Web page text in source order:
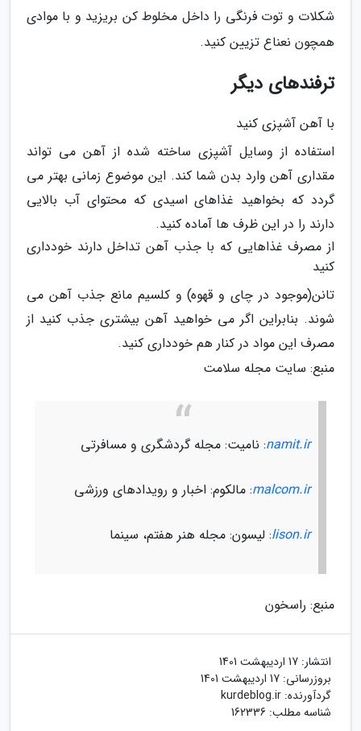
شکلات و توت فرنگی را داخل مخلوط کن بریزید و با موادی
همچون نعناع تزیین کنید.
ترفندهای دیگر
با آهن آشپزی کنید
استفاده از وسایل آشپزی ساخته شده از آهن می تواند
مقداری آهن وارد بدن شما کند. این موضوع زمانی بهتر می
گردد که بخواهید غذاهای اسیدی که محتوای آب بالایی
دارند را در این ظرف ها آماده کنید.
از مصرف غذاهایی که با جذب آهن تداخل دارند خودداری
کنید
تانن(موجود در چای و قهوه) و کلسیم مانع جذب آهن می
شوند. بنابراین اگر می خواهید آهن بیشتری جذب کنید از
مصرف این مواد در کنار هم خودداری کنید.
منبع: سایت مجله سلامت
namit.ir: نامیت: مجله گردشگری و مسافرتی
malcom.ir: مالکوم: اخبار و رویدادهای ورزشی
lison.ir: لیسون: مجله هنر هفتم، سینما
منبع: راسخون
انتشار: 17 اردیبهشت 1401
بروزرسانی: 17 اردیبهشت 1401
گردآورنده: kurdeblog.ir
شناسه مطلب: 162336